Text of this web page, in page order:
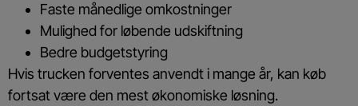
Faste månedlige omkostninger
Mulighed for løbende udskiftning
Bedre budgetstyring
Hvis trucken forventes anvendt i mange år, kan køb
fortsat være den mest økonomiske løsning.